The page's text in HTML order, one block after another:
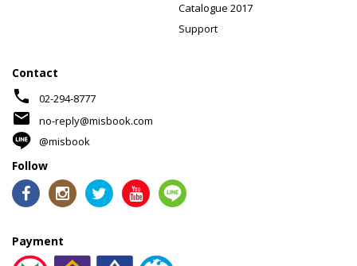
Catalogue 2017
Support
Contact
phone 02-294-8777
mail
no-reply@misbook.com
@misbook
Follow
Payment